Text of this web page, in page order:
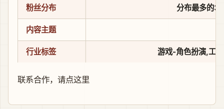
粉丝分布 分布最多的3
内容主题
行业标签 游戏-角色扮演,工
联系合作， 请点这里